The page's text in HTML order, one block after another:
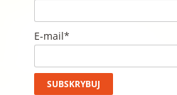
E-mail*